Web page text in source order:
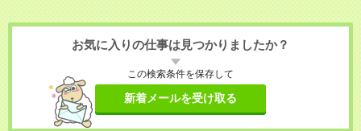
お気に入りの仕事は見つかりましたか？
この検索条件を保存して
新着メールを受け取る